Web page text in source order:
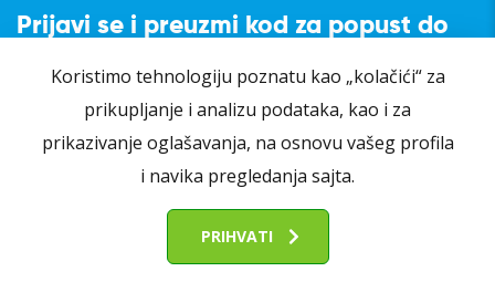
Prijavi se i preuzmi kod za popust do
Koristimo tehnologiju poznatu kao „kolačići“ za
prikupljanje i analizu podataka, kao i za
prikazivanje oglašavanja, na osnovu vašeg profila
i navika pregledanja sajta.
PRIHVATI